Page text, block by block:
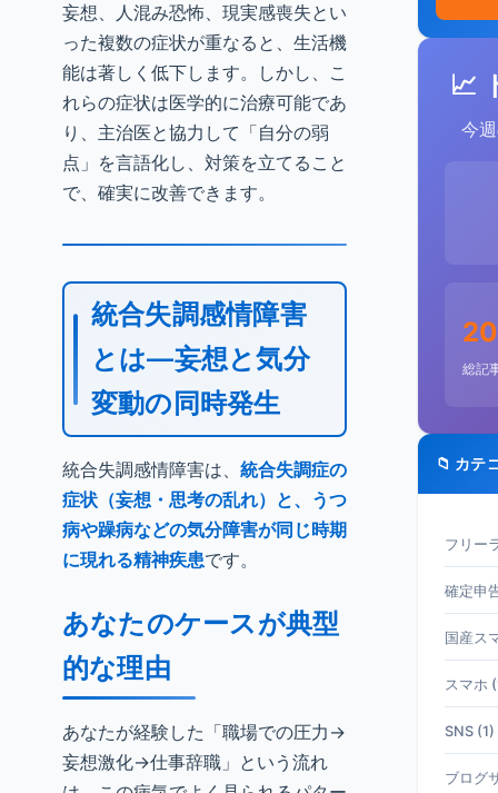
妄想、人混み恐怖、現実感喪失とい
った複数の症状が重なると、生活機
能は著しく低下します。しかし、こ
れらの症状は医学的に治療可能であ
り、主治医と協力して「自分の弱
点」を言語化し、対策を立てること
で、確実に改善できます。
統合失調感情障害
とは—妄想と気分
変動の同時発生
統合失調感情障害は、 統合失調症の
症状（妄想・思考の乱れ）と、うつ
病や躁病などの気分障害が同じ時期
に現れる精神疾患です。
あなたのケースが典型
的な理由
あなたが経験した「職場での圧力→
妄想激化→仕事辞職」という流れ
📈
今
総記
📁 カテ
フリー
確定申
国産ス
スマホ
SNS (1)
ブログ